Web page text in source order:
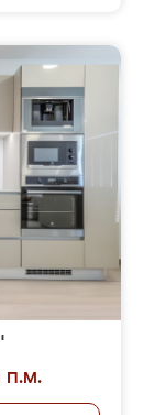
п.м.